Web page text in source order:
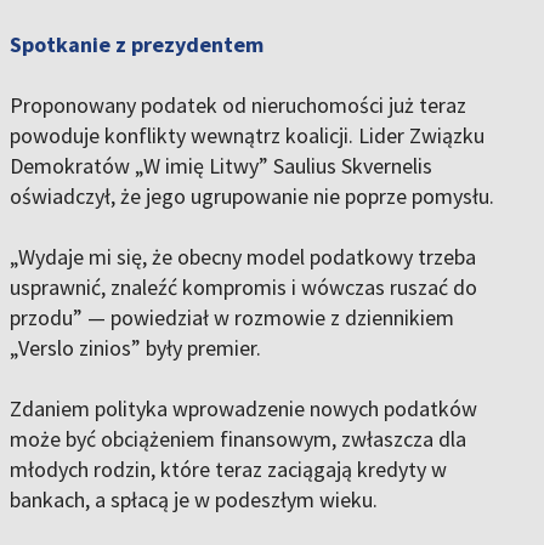
Spotkanie z prezydentem
Proponowany podatek od nieruchomości już teraz
powoduje konflikty wewnątrz koalicji. Lider Związku
Demokratów „W imię Litwy” Saulius Skvernelis
oświadczył, że jego ugrupowanie nie poprze pomysłu.
„Wydaje mi się, że obecny model podatkowy trzeba
usprawnić, znaleźć kompromis i wówczas ruszać do
przodu” — powiedział w rozmowie z dziennikiem
„Verslo zinios” były premier.
Zdaniem polityka wprowadzenie nowych podatków
może być obciążeniem finansowym, zwłaszcza dla
młodych rodzin, które teraz zaciągają kredyty w
bankach, a spłacą je w podeszłym wieku.